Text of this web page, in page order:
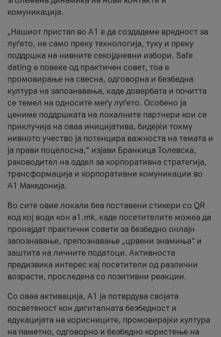
комуникација.
„Нашиот пристап во А1 е да создадеме вредност за
луѓето, не само преку технологија, туку и преку
поддршка на нивните секојдневни избори. Safe
dating е повеќе од практичен совет, тоа е
промовирање на свесна, одговорна и безбедна
култура на запознавања, каде довербата и почитта
се темел на односите меѓу луѓето. Особено ја
цениме поддршката на локалните партнери кои се
приклучија на оваа иницијатива, бидејќи токму
нивното учество ја потенцира важноста на темата и
ја прави поцелосна,“ изјави Бранкица Толевска,
раководител на оддел за корпоративна стратегија,
трансформација и корпоративни комуникации во
А1 Македонија.
Во сите овие локали беа поставени стикери со QR
код кој води кон a1.mk, каде посетителите можеа да
пронајдат практични совети за безбедно онлајн
запознавање, препознавање „црвени знамиња“ и
заштита на личните податоци. Активноста
предизвика интерес кај посетители од различни
возрасти, проследена со позитивни реакции.
Со оваа активација, А1 ја потврдува својата
посветеност кон дигиталната безбедност и
едукацијата на корисниците, промовирајќи култура
на паметно, одговорно и безбедно користење на